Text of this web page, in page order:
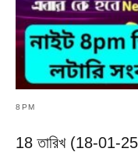
8PM
18 তারিখ (18-01-